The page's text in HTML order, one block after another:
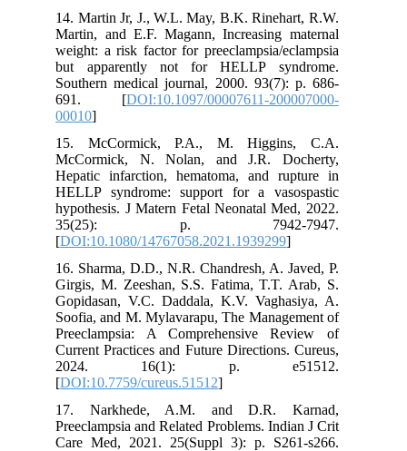
14. Martin Jr, J., W.L. May, B.K. Rinehart, R.W.
Martin, and E.F. Magann, Increasing maternal
weight: a risk factor for preeclampsia/eclampsia
but apparently not for HELLP syndrome.
Southern medical journal, 2000. 93(7): p. 686-
691. [DOI:10.1097/00007611-200007000-
00010
15. McCormick, P.A., M. Higgins, C.A.
McCormick, N. Nolan, and J.R. Docherty,
Hepatic infarction, hematoma, and rupture in
HELLP syndrome: support for a vasospastic
hypothesis. J Matern Fetal Neonatal Med, 2022.
35(25): p. 7942-7947.
[DOI:10.1080/14767058.2021.1939299
16. Sharma, D.D., N.R. Chandresh, A. Javed, P.
Girgis, M. Zeeshan, S.S. Fatima, T.T. Arab, S.
Gopidasan, V.C. Daddala, K.V. Vaghasiya, A.
Soofia, and M. Mylavarapu, The Management of
Preeclampsia: A Comprehensive Review of
Current Practices and Future Directions. Cureus,
2024. 16(1): p. e51512.
[DOI:10.7759/cureus.51512
17. Narkhede, A.M. and D.R. Karnad,
Preeclampsia and Related Problems. Indian J Crit
Care Med, 2021. 25(Suppl 3): p. S261-s266.